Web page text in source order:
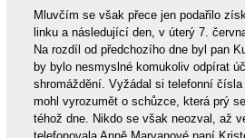
Mluvčím se však přece jen podařilo
linku a následující den, v úterý 7.
Na rozdíl od předchozího dne byl pan
by bylo nesmyslné komukoliv odpírat
shromáždění. Vyžádal si telefonní
mohl vyrozumět o schůzce, která prý
téhož dne. Nikdo se však neozval, až